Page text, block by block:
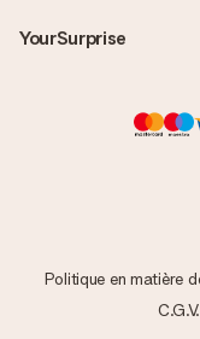
YourSurprise
Politique en matière
C.G.V.